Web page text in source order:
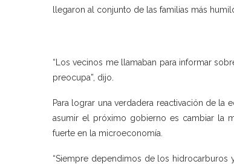
llegaron al conjunto de las familias más
“Los vecinos me llamaban para informar
preocupa”, dijo.
Para lograr una verdadera reactivación de la
asumir el próximo gobierno es cambiar la
fuerte en la microeconomía.
“Siempre dependimos de los hidrocarburos